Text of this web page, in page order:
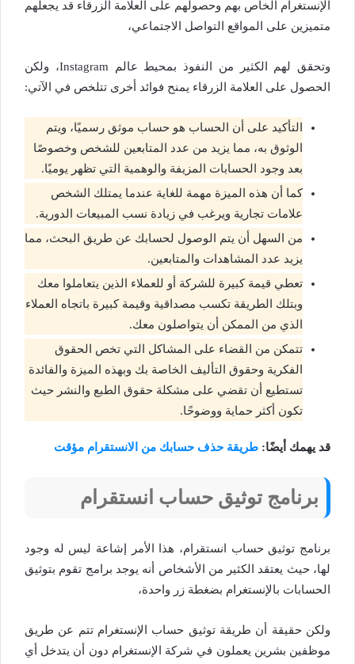
الإنستغرام الخاص بهم وحصولهم على العلامة الزرقاء قد يجعلهم
متميزين على المواقع التواصل الاجتماعي،
وتحقق لهم الكثير من النفوذ بمحيط عالم Instagram، ولكن
الحصول على العلامة الزرقاء يمنح فوائد أخرى تتلخص في الآتي:
التأكيد على أن الحساب هو حساب موثق رسميًا، ويتم
الوثوق به، مما يزيد من عدد المتابعين للشخص وخصوصًا
بعد وجود الحسابات المزيفة والوهمية التي تظهر يوميًا.
كما أن هذه الميزة مهمة للغاية عندما يمتلك الشخص
علامات تجارية ويرغب في زيادة نسب المبيعات الدورية.
من السهل أن يتم الوصول لحسابك عن طريق البحث، مما
يزيد عدد المشاهدات والمتابعين.
تعطي قيمة كبيرة للشركة أو للعملاء الذين يتعاملوا معك
وبتلك الطريقة تكسب مصداقية وقيمة كبيرة باتجاه العملاء
الذي من الممكن أن ‏يتواصلون معك.
تتمكن من القضاء على المشاكل التي تخص الحقوق
الفكرية وحقوق التأليف الخاصة بك وبهذه الميزة والفائدة
تستطيع أن تقضي على مشكلة حقوق الطبع والنشر حيث
تكون أكثر حماية ووضوحًا.
قد يهمك أيضًا: طريقة حذف حسابك من الانستقرام مؤقت
برنامج توثيق حساب انستقرام
برنامج توثيق حساب انستقرام، هذا الأمر إشاعة ليس له وجود
لها، حيث يعتقد الكثير من الأشخاص أنه يوجد برامج تقوم بتوثيق
الحسابات بالإنستغرام بضغطة زر واحدة،
ولكن حقيقة أن طريقة توثيق حساب الإنستغرام تتم عن طريق
موظفين بشرين يعملون في شركة الإنستغرام دون أن يتدخل أي